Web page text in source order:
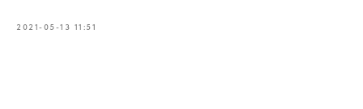
2021-05-13 11:51